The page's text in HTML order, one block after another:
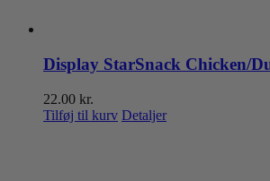
Display StarSnack Chicken/
22.00 kr.
Tilføj til kurv Detaljer